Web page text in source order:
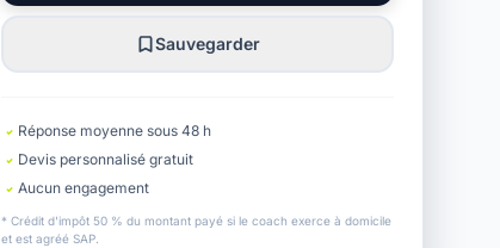
Sauvegarder
Réponse moyenne sous 48 h
Devis personnalisé gratuit
Aucun engagement
* Crédit d'impôt 50 % du montant payé si le coach exerce à domicile
et est agréé SAP.